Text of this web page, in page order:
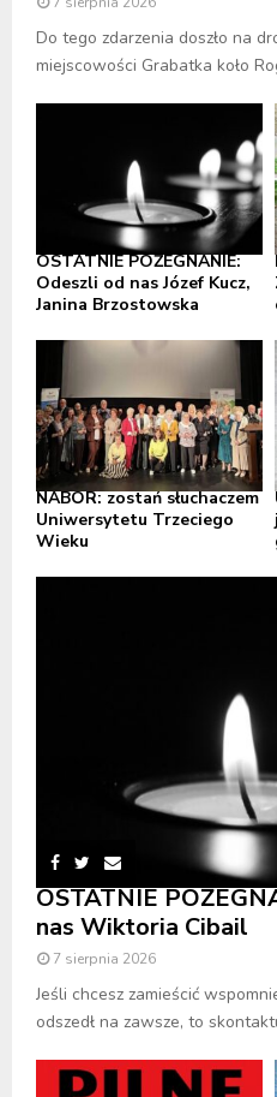
Do tego zdarzenia doszło na
miejscowości Grabatka koło
OSTATNIE POŻEGNANIE:
Odeszli od nas Józef Kucz,
Janina Brzostowska
NABÓR: zostań słuchaczem
Uniwersytetu Trzeciego
Wieku
OSTATNIE
nas Wiktoria Cibail
7 sierpnia 2026
Jeśli chcesz zamieścić
odszedł na zawsze, to